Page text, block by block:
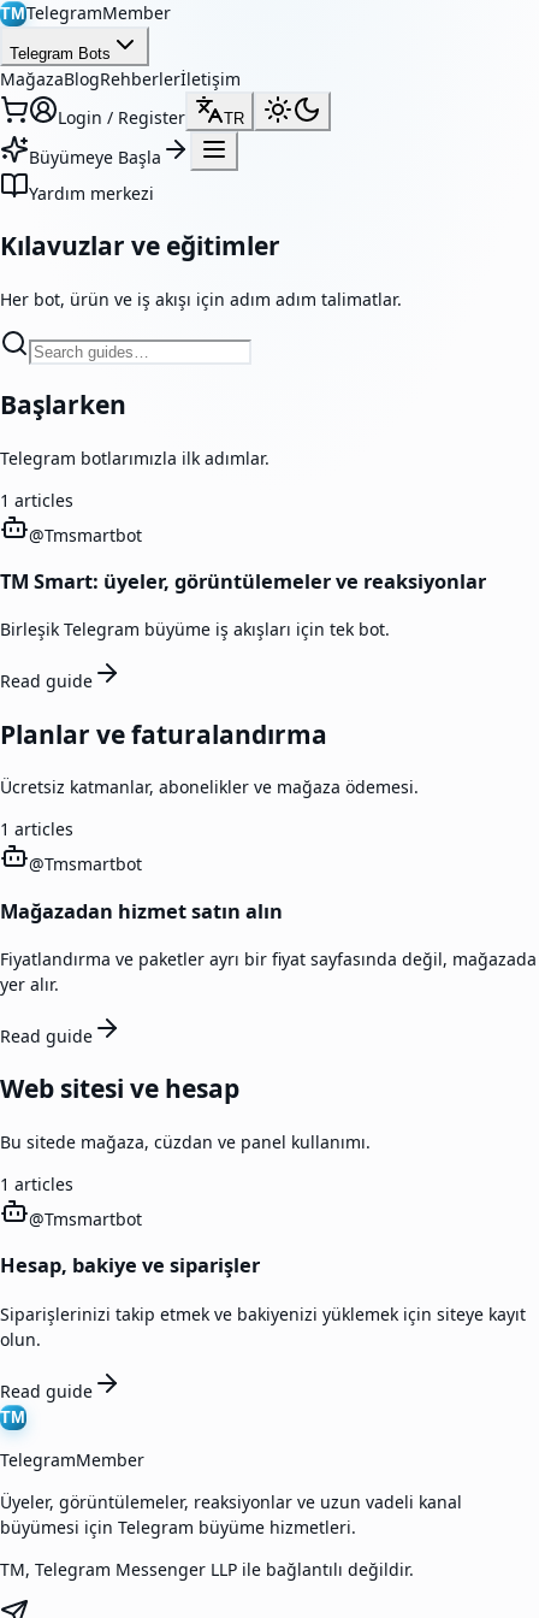
TMTelegramMember
Telegram Bots
MağazaBlogRehberlerİletişim
Login / Register
TR
Büyümeye Başla
Yardım merkezi
Kılavuzlar ve eğitimler
Her bot, ürün ve iş akışı için adım adım talimatlar.
Başlarken
Telegram botlarımızla ilk adımlar.
1 articles
@Tmsmartbot
TM Smart: üyeler, görüntülemeler ve reaksiyonlar
Birleşik Telegram büyüme iş akışları için tek bot.
Read guide
Planlar ve faturalandırma
Ücretsiz katmanlar, abonelikler ve mağaza ödemesi.
1 articles
@Tmsmartbot
Mağazadan hizmet satın alın
Fiyatlandırma ve paketler ayrı bir fiyat sayfasında değil, mağazada
yer alır.
Read guide
Web sitesi ve hesap
Bu sitede mağaza, cüzdan ve panel kullanımı.
1 articles
@Tmsmartbot
Hesap, bakiye ve siparişler
Siparişlerinizi takip etmek ve bakiyenizi yüklemek için siteye kayıt
olun.
Read guide
TM
TelegramMember
Üyeler, görüntülemeler, reaksiyonlar ve uzun vadeli kanal
büyümesi için Telegram büyüme hizmetleri.
TM, Telegram Messenger LLP ile bağlantılı değildir.